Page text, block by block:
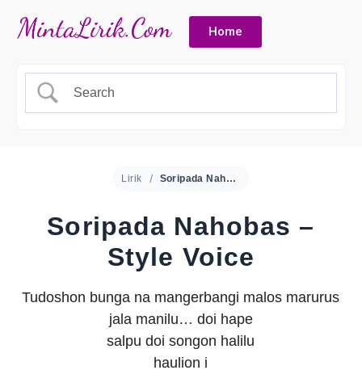
Home
Lirik Soripada Nahobas – Style Voice
Soripada Nahobas –
Style Voice
Tudoshon bunga na mangerbangi malos marurus
jala manilu… doi hape
salpu doi songon halilu
haulion i